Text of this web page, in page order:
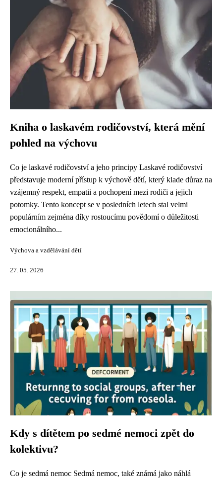
Kniha o laskavém rodičovství, která mění
pohled na výchovu
Co je laskavé rodičovství a jeho principy Laskavé rodičovství
představuje moderní přístup k výchově dětí, který klade důraz na
vzájemný respekt, empatii a pochopení mezi rodiči a jejich
potomky. Tento koncept se v posledních letech stal velmi
populárním zejména díky rostoucímu povědomí o důležitosti
emocionálního...
Výchova a vzdělávání dětí
27. 05. 2026
Kdy s dítětem po sedmé nemoci zpět do
kolektivu?
Co je sedmá nemoc Sedmá nemoc, také známá jako náhlá